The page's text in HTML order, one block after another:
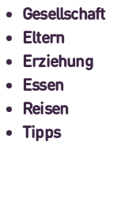
Gesellschaft
Eltern
Erziehung
Essen
Reisen
Tipps